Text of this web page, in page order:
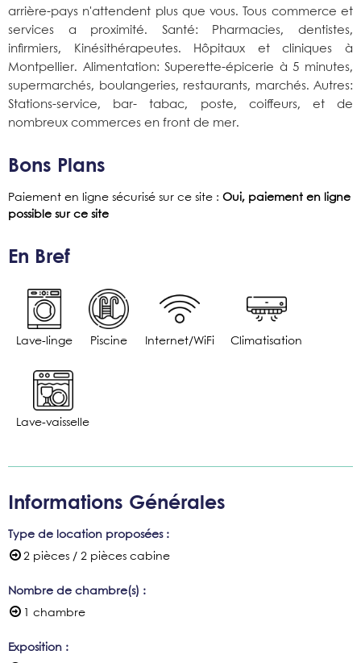
arrière-pays n'attendent plus que vous. Tous commerce et
services a proximité. Santé: Pharmacies, dentistes,
infirmiers, Kinésithérapeutes. Hôpitaux et cliniques à
Montpellier. Alimentation: Superette-épicerie à 5 minutes,
supermarchés, boulangeries, restaurants, marchés. Autres:
Stations-service, bar- tabac, poste, coiffeurs, et de
nombreux commerces en front de mer.
Bons Plans
Paiement en ligne sécurisé sur ce site : Oui, paiement en ligne
possible sur ce site
En Bref
Lave-linge Piscine Internet/WiFi Climatisation
Lave-vaisselle
Informations Générales
Type de location proposées :
2 pièces / 2 pièces cabine
Nombre de chambre(s) :
1 chambre
Exposition :